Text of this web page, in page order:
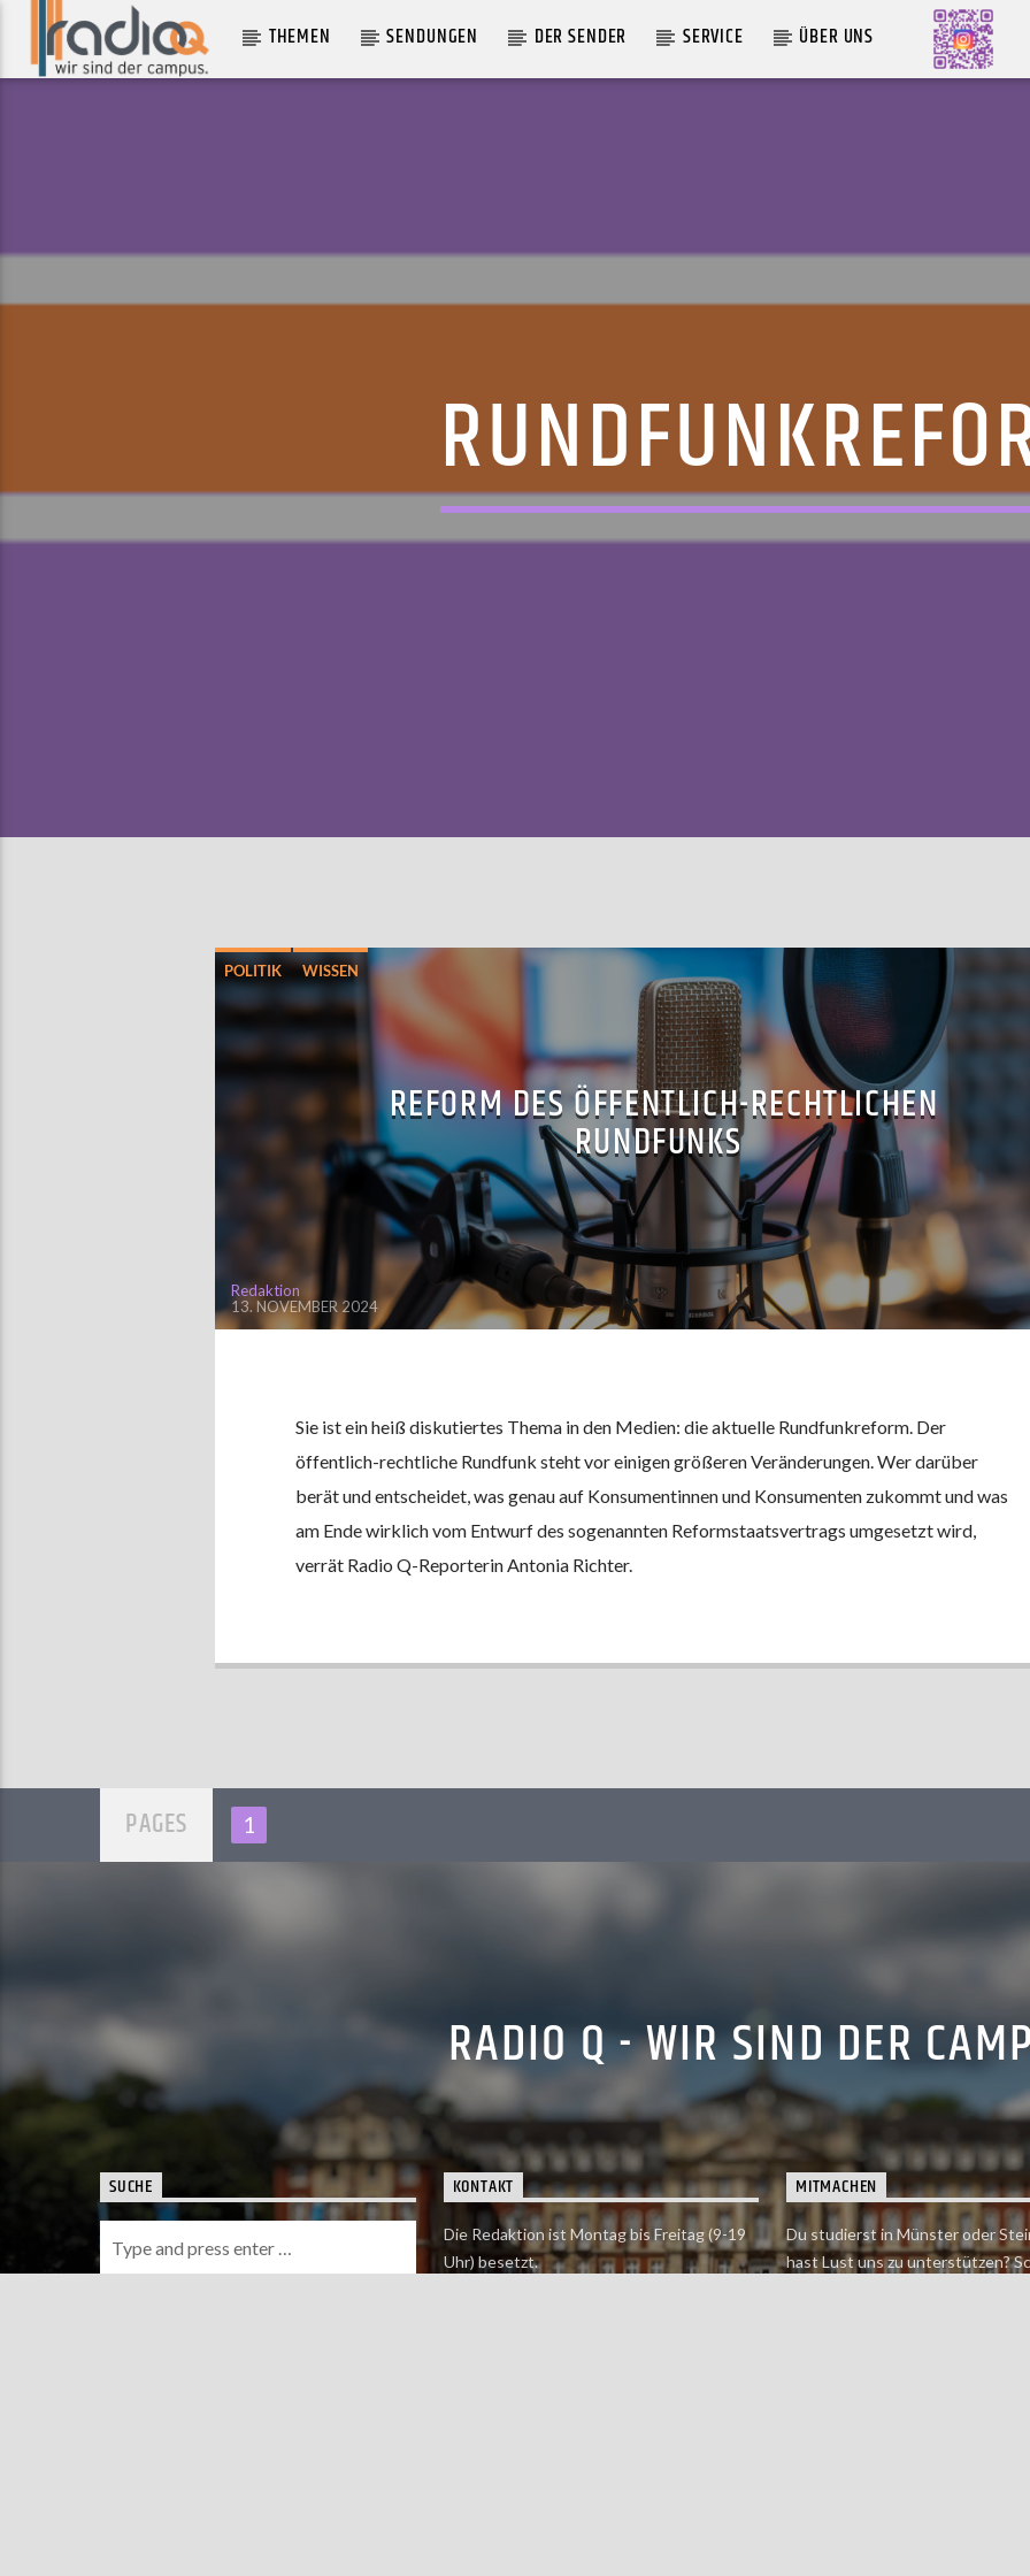
THEMEN SENDUNGEN DER SENDER SERVICE ÜBER UNS
POLITIK WISSEN
REFORM DES ÖFFENTLICH-RECHTLICHEN
RUNDFUNKS
Redaktion
13. NOVEMBER 2024
Sie ist ein heiß diskutiertes Thema in den Medien: die aktuelle Rundfunkreform. Der
öffentlich-rechtliche Rundfunk steht vor einigen größeren Veränderungen. Wer darüber
berät und entscheidet, was genau auf Konsumentinnen und Konsumenten zukommt und was
am Ende wirklich vom Entwurf des sogenannten Reformstaatsvertrags umgesetzt wird,
verrät Radio Q-Reporterin Antonia Richter.
PAGES 1
RADIO Q - WIR SIND DER
SUCHE KONTAKT
Die Redaktion ist Montag bis Freitag (9-19
Uhr) besetzt.
MITMACHEN
Du studierst in Münster oder
hast Lust uns zu unterstützen?